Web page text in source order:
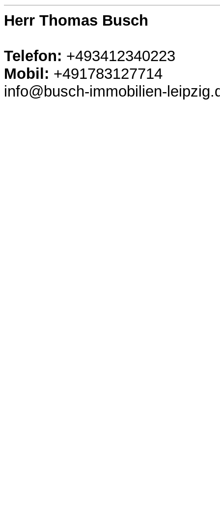
Herr Thomas Busch
Telefon: +493412340223
Mobil: +491783127714
info@busch-immobilien-